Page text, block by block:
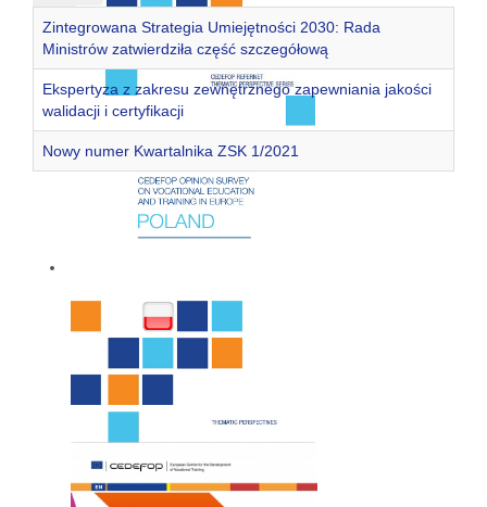
Zintegrowana Strategia Umiejętności 2030: Rada
Ministrów zatwierdziła część szczegółową
Ekspertyza z zakresu zewnętrznego zapewniania jakości
walidacji i certyfikacji
Nowy numer Kwartalnika ZSK 1/2021